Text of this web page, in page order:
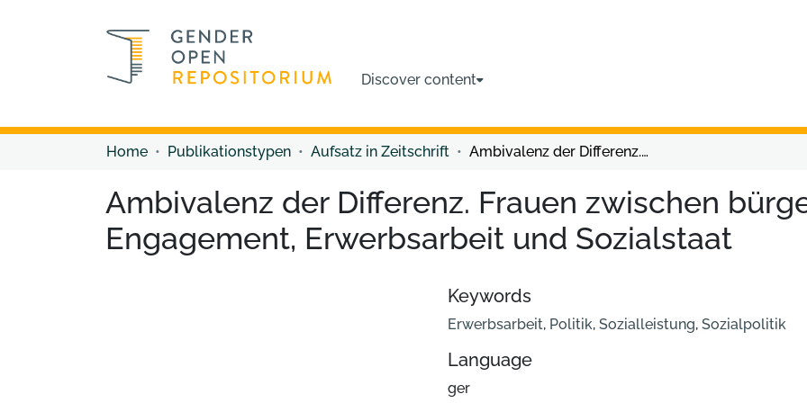
Discover content
Home Publikationstypen Aufsatz in Zeitschrift Ambivalenz der Differenz. Frauen zwischen bürgerschaftlichem Engagement, Erwerbsarbeit und Sozialstaat
Ambivalenz der Differenz. Frauen zwischen
Engagement, Erwerbsarbeit und Sozialstaat
Keywords
Erwerbsarbeit, Politik, Sozialleistung, Sozialpolitik
Language
ger